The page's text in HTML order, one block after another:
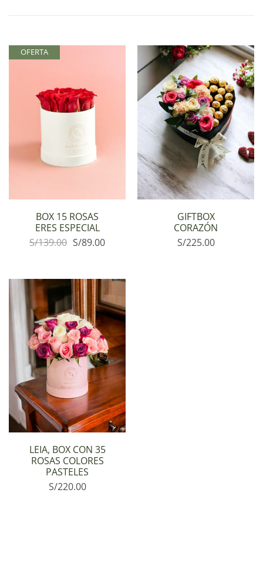
OFERTA
BOX 15 ROSAS
ERES ESPECIAL
S/139.00 S/89.00
GIFTBOX
CORAZÓN
S/225.00
LEIA, BOX CON 35
ROSAS COLORES
PASTELES
S/220.00